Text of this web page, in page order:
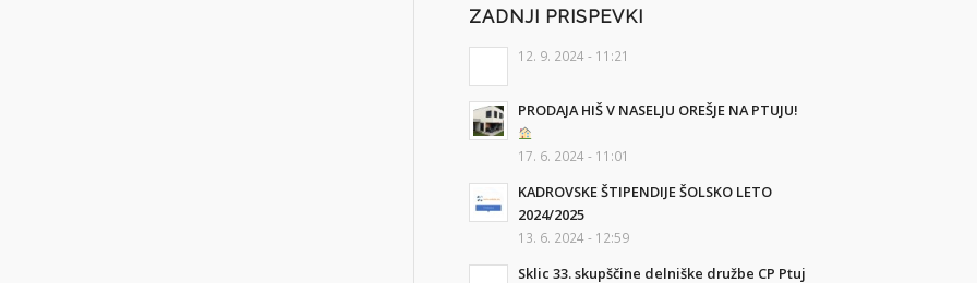
ZADNJI PRISPEVKI
12. 9. 2024 - 11:21
PRODAJA HIŠ V NASELJU OREŠJE NA PTUJU!
17. 6. 2024 - 11:01
KADROVSKE ŠTIPENDIJE ŠOLSKO LETO
2024/2025
13. 6. 2024 - 12:59
Sklic 33. skupščine delniške družbe CP Ptuj